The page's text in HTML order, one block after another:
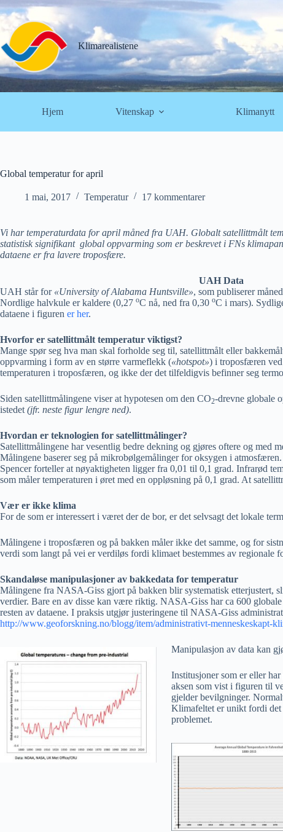
Hopp
til
innholdet
Klimarealistene
Hjem Vitenskap Klimanytt
Global temperatur for april
1 mai, 2017 Temperatur 17 kommentarer
Vi har temperaturdata for april måned fra UAH. Globalt satellittmålt
statistisk signifikant global oppvarming som er beskrevet i FNs
dataene er fra lavere troposfære.
UAH Data
UAH står for «University of Alabama Huntsville», som publiserer
Nordlige halvkule er kaldere (0,27 oC nå, ned fra 0,30 oC i mars).
dataene i figuren er her.
Hvorfor er satellittmålt temperatur viktigst?
Mange spør seg hva man skal forholde seg til, satellittmålt eller
oppvarming i form av en større varmeflekk («hotspot») i troposfæren ved
temperaturen i troposfæren, og ikke der det tilfeldigvis befinner seg
Siden satellittmålingene viser at hypotesen om den CO2-drevne globale
istedet (jfr. neste figur lengre ned).
Hvordan er teknologien for satellittmålinger?
Satellittmålingene har vesentlig bedre dekning og gjøres oftere og med
Målingene baserer seg på mikrobølgemålinger for oksygen i
Spencer forteller at nøyaktigheten ligger fra 0,01 til 0,1 grad. Infrarød
som måler temperaturen i øret med en oppløsning på 0,1 grad. At
Vær er ikke klima
For de som er interessert i været der de bor, er det selvsagt det lokale
Målingene i troposfæren og på bakken måler ikke det samme, og for
verdi som langt på vei er verdiløs fordi klimaet bestemmes av
Skandaløse manipulasjoner av bakkedata for temperatur
Målingene fra NASA-Giss gjort på bakken blir systematisk etterjustert,
verdier. Bare en av disse kan være riktig. NASA-Giss har ca 600
resten av dataene. I praksis utgjør justeringene til NASA-Giss
http://www.geoforskning.no/blogg/item/administrativt-menneskeskapt-
Manipulasjon av data kan
Institusjoner som er eller
aksen som vist i figuren til
gjelder bevilgninger.
Klimafeltet er unikt fordi det
problemet.